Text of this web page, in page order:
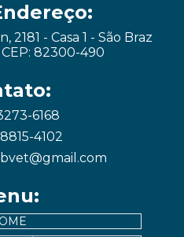
2181 - Casa 1 - São Braz
82300-490
6168
4102
HOME